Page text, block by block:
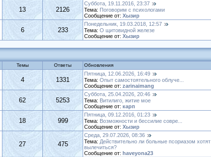
13 2126
Суббота, 19.11.2016, 23:37
Тема: Поговорим с психологами
Сообщение от: Хызир
6 233
Понедельник, 19.03.2018, 12:57
Тема: О щитовидной железе
Сообщение от: Хызир
Темы Ответы Обновления
4 1331
Пятница, 12.06.2026, 16:49
Тема: Опыт самостоятельного облуче...
Сообщение от: zarinaimang
62 5253
Суббота, 25.04.2026, 20:46
Тема: Витилиго, житие мое
Сообщение от: карп
18 999
Пятница, 09.12.2016, 01:23
Тема: Возможности и бессилие совре...
Сообщение от: Хызир
27 475
Среда, 29.07.2026, 08:36
Тема: Действительно ли больные псориазом хотят
вылечиться?
Сообщение от: haveyona23